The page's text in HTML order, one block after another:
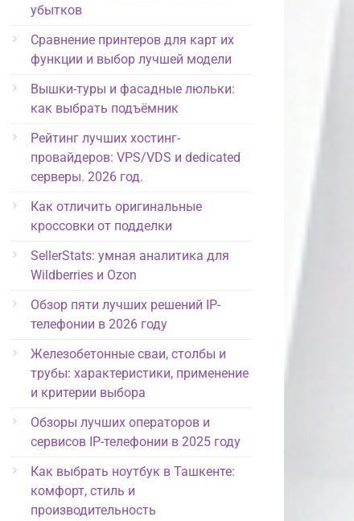
убытков
Сравнение принтеров для карт их
функции и выбор лучшей модели
Вышки-туры и фасадные люльки:
как выбрать подъёмник
Рейтинг лучших хостинг-
провайдеров: VPS/VDS и dedicated
серверы. 2026 год.
Как отличить оригинальные
кроссовки от подделки
SellerStats: умная аналитика для
Wildberries и Ozon
Обзор пяти лучших решений IP-
телефонии в 2026 году
Железобетонные сваи, столбы и
трубы: характеристики, применение
и критерии выбора
Обзоры лучших операторов и
сервисов IP-телефонии в 2025 году
Как выбрать ноутбук в Ташкенте:
комфорт, стиль и
производительность